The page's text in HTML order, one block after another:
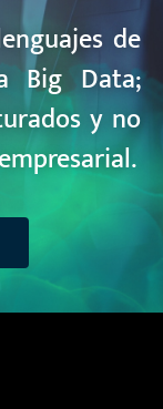
de
Big Data;
y no